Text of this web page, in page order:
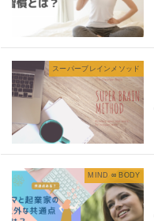
スーパーブレインメソッド
MIND ∞ BODY